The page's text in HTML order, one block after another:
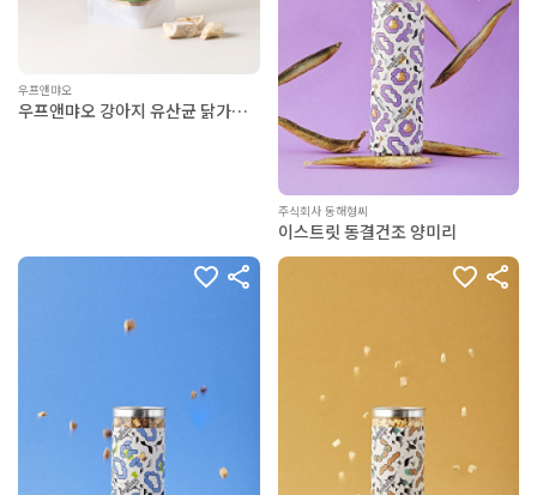
우프앤먀오
우프앤먀오 강아지 유산균 닭가슴
주식회사 동해형씨
이스트릿 동결건조 양미리